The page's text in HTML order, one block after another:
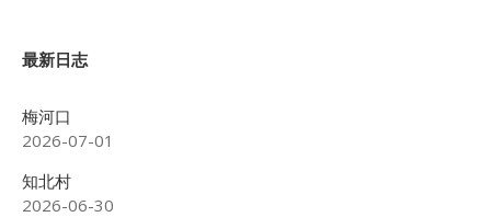
最新日志
梅河口
2026-07-01
知北村
2026-06-30